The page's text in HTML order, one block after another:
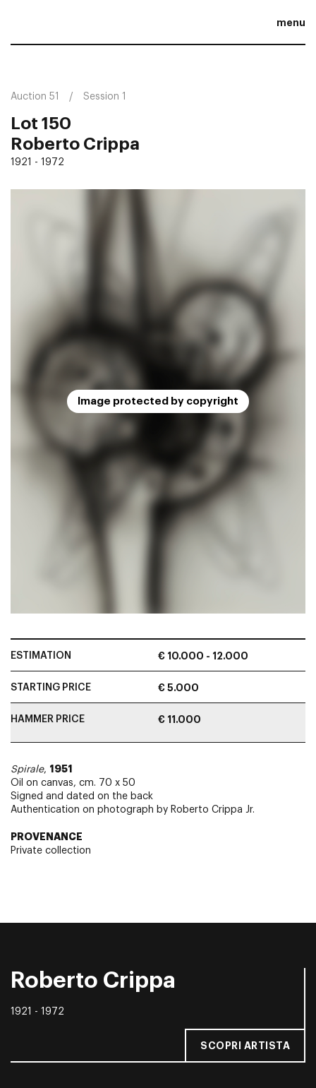
menu
Auction 51 Session 1
Lot 150
Roberto Crippa
1921 - 1972
Image protected by copyright
ESTIMATION € 10.000 - 12.000
STARTING PRICE € 5.000
HAMMER PRICE € 11.000
Spirale, 1951
Oil on canvas, cm. 70 x 50
Signed and dated on the back
Authentication on photograph by Roberto Crippa Jr.
PROVENANCE
Private collection
Roberto Crippa
1921 - 1972
SCOPRI ARTISTA